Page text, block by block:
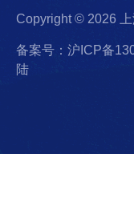
Copyright © 2026
备案号：沪ICP备
陆